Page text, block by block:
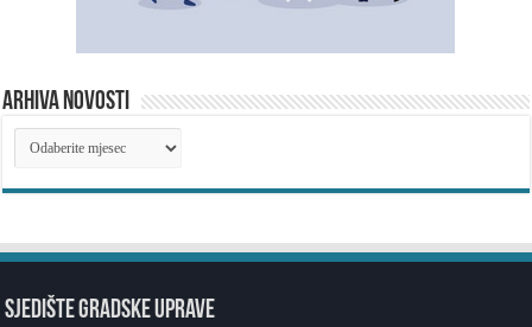
ARHIVA NOVOSTI
ARHIVA
NOVOSTI
SJEDIŠTE GRADSKE UPRAVE